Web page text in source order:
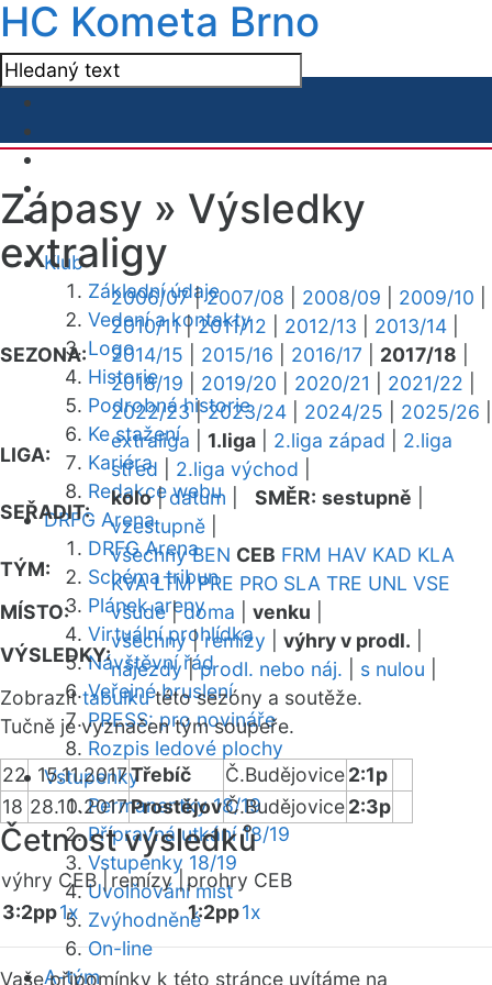
HC Kometa Brno
Klub
Základní údaje
Vedení a kontakty
Logo
Historie
Podrobná historie
Ke stažení
Kariéra
Redakce webu
DRFG Arena
DRFG Arena
Schéma tribun
Plánek areny
Virtuální prohlídka
Návštěvní řád
Veřejné bruslení
PRESS: pro novináře
Rozpis ledové plochy
Vstupenky
Permanentky 18/19
Přípravná utkání 18/19
Vstupenky 18/19
Uvolňování míst
Zvýhodněné
On-line
A-tým
Zápasy » Výsledky
extraligy
SEZONA:
2006/07|2007/08 2008/09 2009/10
2010/11|2011/12 2012/13 2013/14
2014/15
2015/16 2016/17 2017/18
2018/19
2019/20 2020/21 2021/22
2022/23|2023/24 2024/25 2025/26
LIGA:
extraliga 1.liga 2.liga západ
2.liga
střed
2.liga východ
SEŘADIT:
kolo|datum SMĚR: sestupně
vzestupně
TÝM:
všechny BEN CEB FRM HAV KAD KLA
KVA LTM PRE PRO SLA TRE UNL VSE
MÍSTO:
všude|doma venku
VÝSLEDKY:
všechny|remízy výhry v prodl.
nájezdy|prodl. nebo náj. s nulou
Zobrazittabulkutéto sezóny a soutěže.
Tučně je vyznačen tým soupeře.
22 15.11.2017Třebíč Č.Budějovice2:1p
18 28.10.2017ProstějovČ.Budějovice2:3p
Četnost výsledků
výhry CEB | remízy | prohry CEB
3:2pp1x 1:2pp1x
Vaše připomínky k této stránce uvítáme na